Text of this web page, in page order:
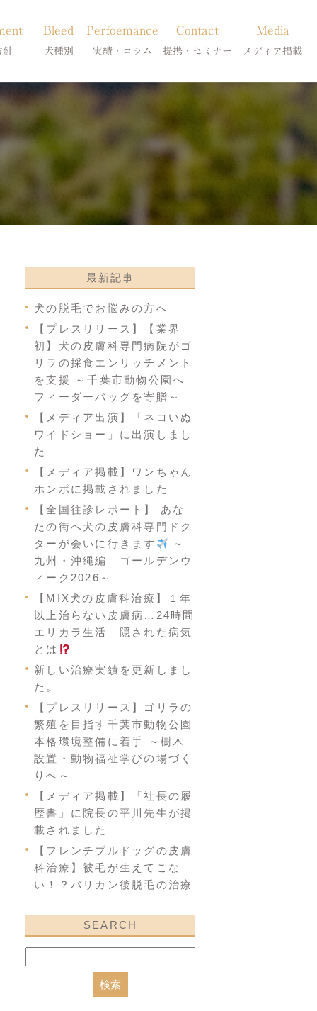
針
療法
Bleed
犬種別
犬の皮膚病
ーズーの皮膚病
レンチブルドッグの皮膚病
イプードルの皮膚病
Perfoemance
実績・コラム
症状別
コラム「皮膚科のいろは」
Contact
提携・セミナー
診療提携・セミナー開催
Media
メディア掲載
最新記事
犬の脱毛でお悩みの方へ
【プレスリリース】【業界
初】犬の皮膚科専門病院がゴ
リラの採食エンリッチメント
を支援 ～千葉市動物公園へ
フィーダーバッグを寄贈～
【メディア出演】「ネコいぬ
ワイドショー」に出演しまし
た
【メディア掲載】ワンちゃん
ホンポに掲載されました
【全国往診レポート】 あな
たの街へ犬の皮膚科専門ドク
ターが会いに行きます
～
九州・沖縄編 ゴールデンウ
ィーク2026～
【MIX犬の皮膚科治療】１年
以上治らない皮膚病…24時間
エリカラ生活 隠された病気
とは
新しい治療実績を更新しまし
た。
【プレスリリース】ゴリラの
繁殖を目指す千葉市動物公園
本格環境整備に着手 ～樹木
設置・動物福祉学びの場づく
りへ～
【メディア掲載】「社長の履
歴書」に院長の平川先生が掲
載されました
【フレンチブルドッグの皮膚
科治療】被毛が生えてこな
い！？バリカン後脱毛の治療
SEARCH